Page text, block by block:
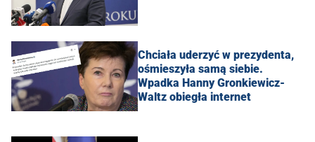
Chciała uderzyć w prezydenta,
ośmieszyła samą siebie.
Wpadka Hanny Gronkiewicz-
Waltz obiegła internet